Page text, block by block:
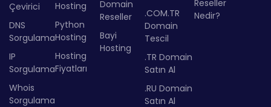
Çevirici
DNS
Sorgulama
IP
Sorgulama
Whois
Sorgulama
Hosting
Python
Hosting
Hosting
Fiyatları
Domain
Reseller
Bayi
Hosting
.COM.TR
Domain
Tescil
.TR Domain
Satın Al
.RU Domain
Satın Al
Reseller
Nedir?